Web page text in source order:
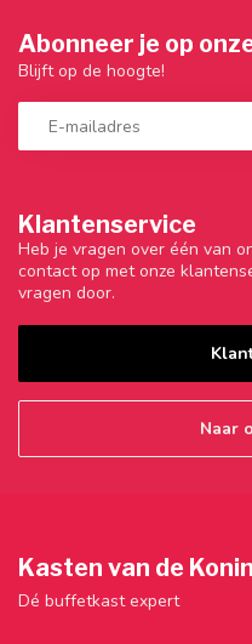
Klantenservice
Heb je vragen over één van
contact op met onze
vragen door.
Naar
Abonneer je op
Blijft op de hoogte!
Kasten van de
Dé buffetkast expert